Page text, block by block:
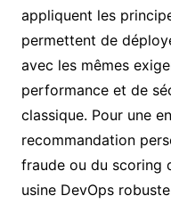
appliquent les
permettent de
avec les mêmes
performance et de
classique. Pour une
recommandation
fraude ou du scoring
usine DevOps